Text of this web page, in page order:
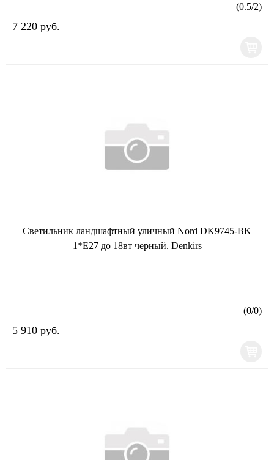
(0.5/2)
7 220 руб.
Светильник ландшафтный уличный Nord DK9745-BK
1*E27 до 18вт черный. Denkirs
(0/0)
5 910 руб.